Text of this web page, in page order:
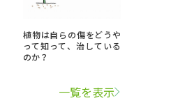
植物は自らの傷をどうや
って知って、治している
のか？
一覧を表示